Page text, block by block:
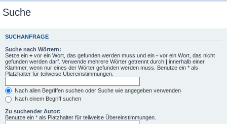
Suche
SUCHANFRAGE
Suche nach Wörtern:
Setze ein + vor ein Wort, das gefunden werden muss und ein - vor ein Wort, das nicht
gefunden werden darf. Verwende mehrere Wörter getrennt durch | innerhalb einer
Klammer, wenn nur eines der Wörter gefunden werden muss. Benutze ein * als
Platzhalter für teilweise Übereinstimmungen.
Nach allen Begriffen suchen oder Suche wie angegeben verwenden
Nach einem Begriff suchen
Zu suchender Autor:
Benutze ein * als Platzhalter für teilweise Übereinstimmungen.